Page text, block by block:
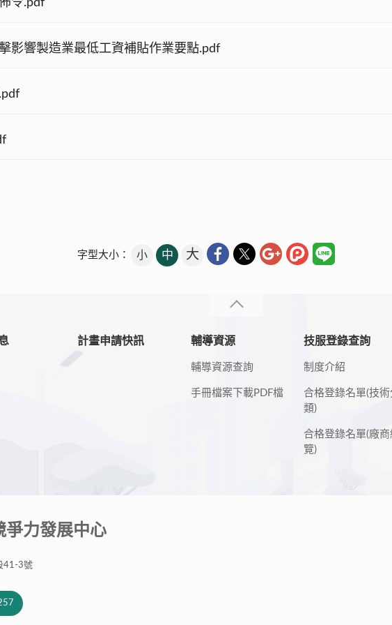
影響製造業最低工資補貼作業要點.pdf
字型大小： 小 中 大
計畫申請快訊 輔導資源
輔導資源查詢
手冊檔案下載PDF檔
技服登錄查詢
制度介紹
合格登錄名單(技術
類)
合格登錄名單(廠商
覽)
爭力發展中心
41-3號